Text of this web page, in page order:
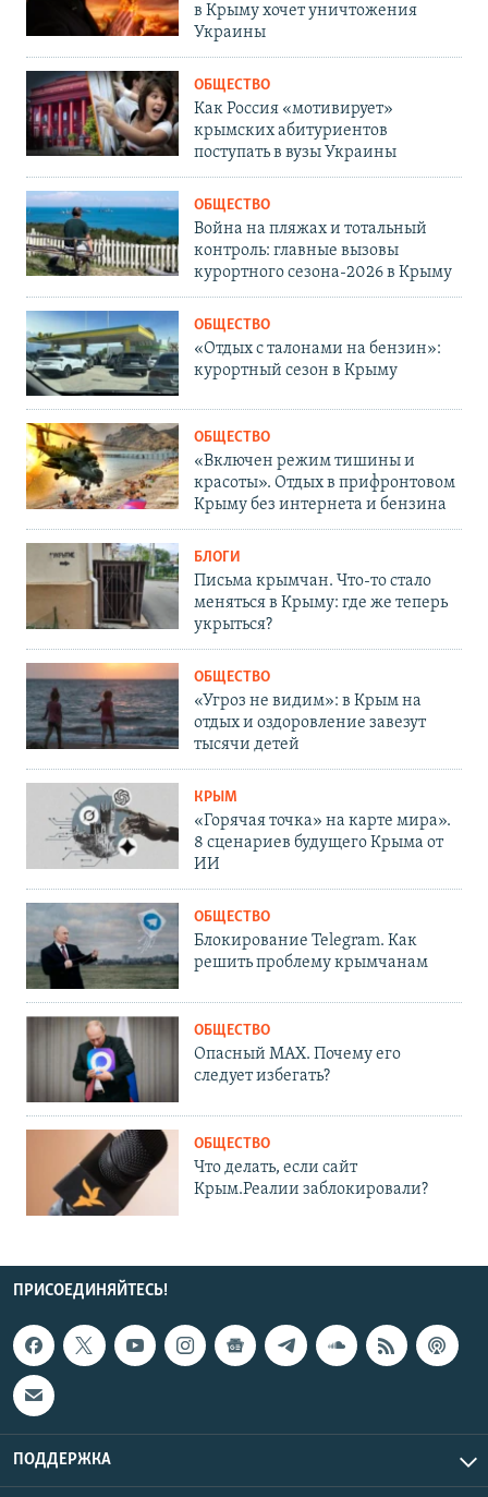
в Крыму хочет уничтожения
Украины
ОБЩЕСТВО
Как Россия «мотивирует»
крымских абитуриентов
поступать в вузы Украины
ОБЩЕСТВО
Война на пляжах и тотальный
контроль: главные вызовы
курортного сезона-2026 в Крыму
ОБЩЕСТВО
«Отдых с талонами на бензин»:
курортный сезон в Крыму
ОБЩЕСТВО
«Включен режим тишины и
красоты». Отдых в прифронтовом
Крыму без интернета и бензина
БЛОГИ
Письма крымчан. Что-то стало
меняться в Крыму: где же теперь
укрыться?
ОБЩЕСТВО
«Угроз не видим»: в Крым на
отдых и оздоровление завезут
тысячи детей
КРЫМ
«Горячая точка» на карте мира».
8 сценариев будущего Крыма от
ИИ
ОБЩЕСТВО
Блокирование Telegram. Как
решить проблему крымчанам
ОБЩЕСТВО
Опасный MAX. Почему его
следует избегать?
ОБЩЕСТВО
Что делать, если сайт
Крым.Реалии заблокировали?
ПРИСОЕДИНЯЙТЕСЬ!
ПОДДЕРЖКА